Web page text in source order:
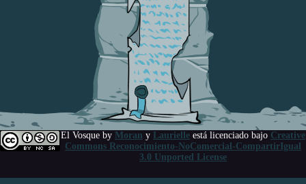
El Vosque by Moran y Laurielle está licenciado bajo Creative
Commons Reconocimiento-NoComercial-CompartirIgual
3.0 Unported License